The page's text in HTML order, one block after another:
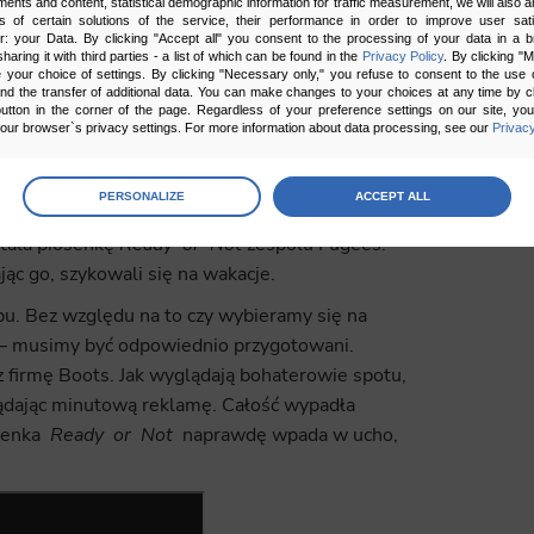
of certain solutions of the service, their performance in order to improve user
your Data. By clicking "Accept all" you consent to the processing of your data in a
it with third parties - a list of which can be found in the Privacy Policy. By clicking
your choice of settings. By clicking "Necessary only," you refuse to consent to the use
the transfer of additional data. You can make changes to your choices at any time by
in the corner of the page. Regardless of your preference settings on our site,
browser`s privacy settings. For more information about data processing, see our
preferences
scripts and data stored on the end device contribute to the security and usability of the website by
functions such as site navigation and access to specific areas of the website. The website cannot
this group.
to use the site.
PERSONALIZE ACCEPT ALL
tych zagranicznych. Brytyjska sieć sklepów
piosenkęReady orNotzespołu Fugees.
go, szykowali się na wakacje.
Bez względu na to czy wybieramy się na
musimy być odpowiednio przygotowani.
Boots. Jak wyglądają bohaterowie spotu,
minutową reklamę. Całość wypadła
Ready or Notnaprawdę wpada w ucho,